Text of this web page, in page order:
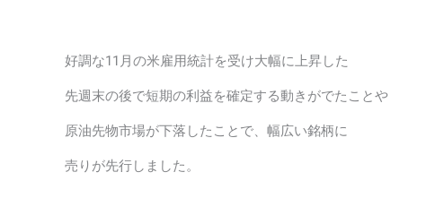
好調な11月の米雇用統計を受け大幅に上昇した
先週末の後で短期の利益を確定する動きがでたことや
原油先物市場が下落したことで、幅広い銘柄に
売りが先行しました。